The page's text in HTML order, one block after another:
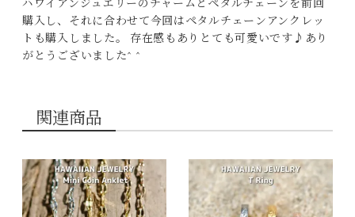
ハワイアンジュエリーのチャームとペタルチェーンを前回
購入し、それに合わせて今回はペタルチェーンアンクレッ
トも購入しました。 存在感もありとても可愛いです♪あり
がとうございました^ ^
関連商品